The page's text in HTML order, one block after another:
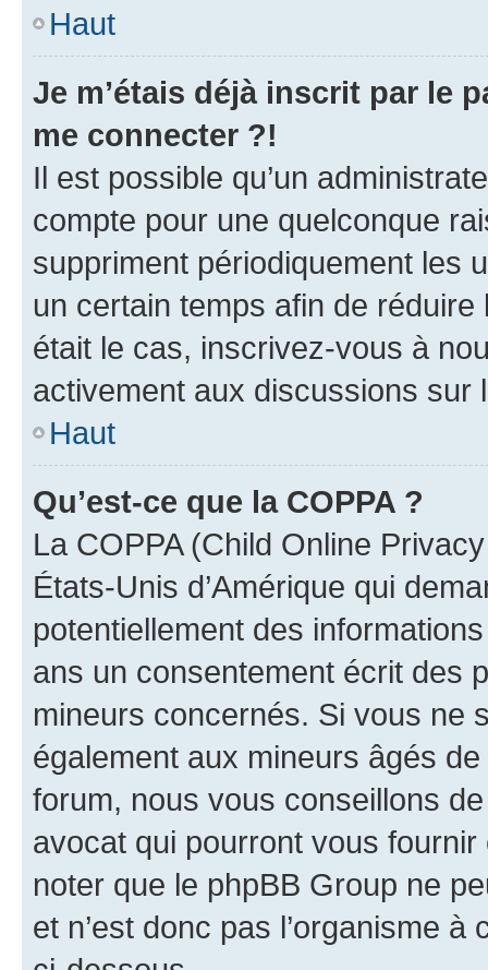
Haut
Je m’étais déjà inscrit par le
me connecter ?!
Il est possible qu’un
compte pour une quelconque
suppriment périodiquement les
un certain temps afin de
était le cas, inscrivez-vous à
activement aux discussions sur
Haut
Qu’est-ce que la COPPA ?
La COPPA (Child Online
États-Unis d’Amérique qui
potentiellement des
ans un consentement écrit des
mineurs concernés. Si vous ne
également aux mineurs âgés
forum, nous vous conseillons
avocat qui pourront vous
noter que le phpBB Group ne
et n’est donc pas l’organisme